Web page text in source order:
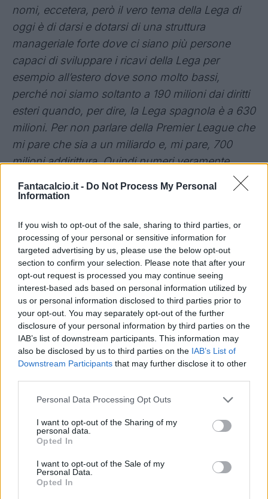
Fantacalcio.it - Do Not Process My Personal
Information
If you wish to opt-out of the sale, sharing to third parties, or
processing of your personal or sensitive information for
targeted advertising by us, please use the below opt-out
section to confirm your selection. Please note that after your
opt-out request is processed you may continue seeing
interest-based ads based on personal information utilized by
us or personal information disclosed to third parties prior to
your opt-out. You may separately opt-out of the further
disclosure of your personal information by third parties on the
IAB’s list of downstream participants. This information may
also be disclosed by us to third parties on the IAB’s List of
Downstream Participants that may further disclose it to other
Personal Data Processing Opt Outs
I want to opt-out of the Sharing of my
personal data.
Opted In
I want to opt-out of the Sale of my
Personal Data.
Opted In
nomi, eccetera, però il vero tema della Lega di
oggi è di darsi e dotarsi di una struttura
manageriale forte dove ci siano più persone
capaci di sviluppare i ricavi della Lega per
esempio all’estero dove sono molto bassi,
perché noi siamo soltanto a 190 milioni dai diritti
esteri quando, per dire, la Lega spagnola è a 630
milioni. Per non parlare della Premier League che
mi pare che sia a un miliardo e, mi pare, 700
milioni addirittura. Quindi numeri veramente
impressionanti. Allora dico, secondo me, più che
fare parlare di un nome, l’altro, quell’altro,
che sappiano sviluppare l’attività: diritti esteri,
diritti italiani, piuttosto che.. non so, di tutto di
più. Io voglio dire: il merchandising, la tutela,
piuttosto che l’attività sugli stadi. Insomma, non
mi fermerei al nome. Veltroni non so se abbia
questa capacità di sviluppare la Lega e di farla
diventare una Lega modernissima sul tipo della
Premier degli inglesi.”
E sul mercato del Torino, considerato non
all'altezza delle premesse messe dal girone
d'andata:"devo dire che mi sembra tutto un po’
avuto un rallentamento notevole, ma stavamo
facendo un campionato, il migliore degli ultimi
trent’anni e siamo lì ancora molto vicini, per cui
non è poco. Tra l’altro io quando qualcuno mi